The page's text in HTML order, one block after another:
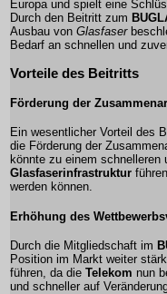
Europa und spielt eine
Durch den Beitritt zum
Ausbau von Glasfaser
Bedarf an schnellen und
Vorteile des Beitritts
Förderung der
Ein wesentlicher Vorteil des
die Förderung der
könnte zu einem schnelleren
Glasfaserinfrastruktur
werden können.
Erhöhung des
Durch die Mitgliedschaft im
Position im Markt weiter
führen, da die Telekom nun
und schneller auf